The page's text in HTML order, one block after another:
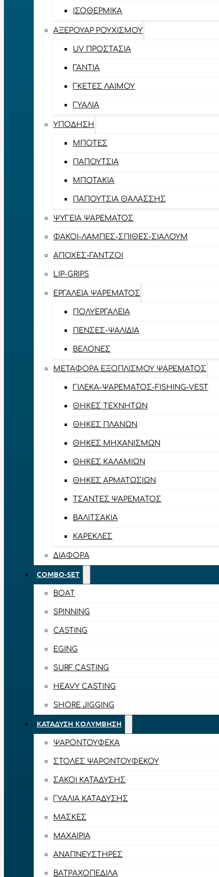
ΙΣΟΘΕΡΜΙΚΆ
ΑΞΕΡΟΥΆΡ ΡΟΥΧΙΣΜΟΎ
UV ΠΡΟΣΤΑΣΊΑ
ΓΆΝΤΙΑ
ΓΚΈΤΕΣ ΛΑΊΜΟΥ
ΓΥΑΛΙΆ
ΥΠΌΔΗΣΗ
ΜΠΌΤΕΣ
ΠΑΠΟΎΤΣΙΑ
ΜΠΟΤΆΚΙΑ
ΠΑΠΟΎΤΣΙΑ ΘΑΛΆΣΣΗΣ
ΨΥΓΕΊΑ ΨΑΡΈΜΑΤΟΣ
ΦΑΚΟΊ-ΛΆΜΠΕΣ-ΣΠΊΘΕΣ-ΣΊΑΛΟΥΜ
ΑΠΌΧΕΣ-ΓΆΝΤΖΟΙ
LIP-GRIPS
EΡΓΑΛΕΊΑ ΨΑΡΈΜΑΤΟΣ
ΠΟΛΥΕΡΓΑΛΕΊΑ
ΠΈΝΣΕΣ-ΨΑΛΊΔΙΑ
ΒΕΛΌΝΕΣ
ΜΕΤΑΦΟΡΆ ΕΞΟΠΛΙΣΜΟΎ ΨΑΡΈΜΑΤΟΣ
ΓΙΛΈΚΑ-ΨΑΡΈΜΑΤΟΣ-FISHING-VEST
ΘΉΚΕΣ ΤΕΧΝΗΤΏΝ
ΘΉΚΕΣ ΠΛΆΝΩΝ
ΘΉΚΕΣ ΜΗΧΑΝΙΣΜΏΝ
ΘΉΚΕΣ ΚΑΛΑΜΙΏΝ
ΘΉΚΕΣ ΑΡΜΑΤΩΣΙΏΝ
ΤΣΆΝΤΕΣ ΨΑΡΈΜΑΤΟΣ
ΒΑΛΙΤΣΆΚΙΑ
ΚΑΡΈΚΛΕΣ
ΔΙΆΦΟΡΑ
COMBO-SET
BOAT
SPINNING
CASTING
EGING
SURF CASTING
HEAVY CASTING
SHORE JIGGING
ΚΑΤΆΔΥΣΗ ΚΟΛΎΜΒΗΣΗ
ΨΑΡΟΝΤΟΎΦΕΚΑ
ΣΤΟΛΈΣ ΨΑΡΟΝΤΟΎΦΕΚΟΥ
ΣΆΚΟΙ ΚΑΤΆΔΥΣΗΣ
ΓΥΑΛΙΆ ΚΑΤΆΔΥΣΗΣ
ΜΆΣΚΕΣ
ΜΑΧΑΊΡΙΑ
ΑΝΑΠΝΕΥΣΤΉΡΕΣ
ΒΑΤΡΑΧΟΠΈΔΙΛΑ